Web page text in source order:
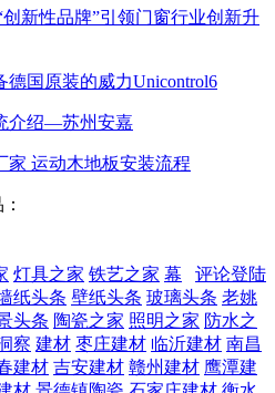
新性品牌”引领门窗行业创新升
国原装的威力Unicontrol6
介绍—苏州安嘉
家 运动木地板安装流程
评论登陆
灯具之家 铁艺之家 幕
纸头条 壁纸头条 玻璃头条 老姚
头条 陶瓷之家 照明之家 防水之
察 建材 枣庄建材 临沂建材 南昌
建材 吉安建材 赣州建材 鹰潭建